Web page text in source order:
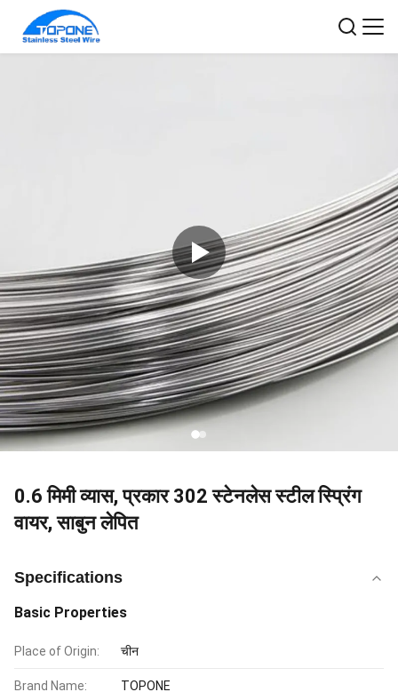
0.6 मिमी व्यास, प्रकार 302 स्टेनलेस स्टील स्प्रिंग
वायर, साबुन लेपित
Specifications
Basic Properties
Place of Origin: चीन
Brand Name: TOPONE